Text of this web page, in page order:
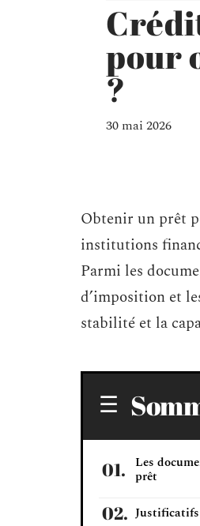
pour
?
30 mai 2026
Obtenir un prêt
institutions
Parmi les
d’imposition et
stabilité et la
Les
prêt
Justificatifs